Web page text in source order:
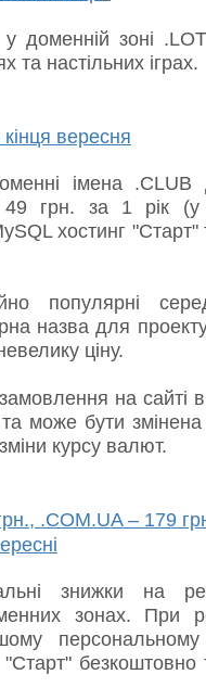
у доменній зоні
та настільних іграх.
вересня
імена .CLUB
49 грн. за 1 рік (у
хостинг "Старт"
популярні
назва для
ціну.
на сайті
може бути
курсу валют.
.COM.UA – 179
знижки на
зонах. При
персональному
"Старт" безкоштовно